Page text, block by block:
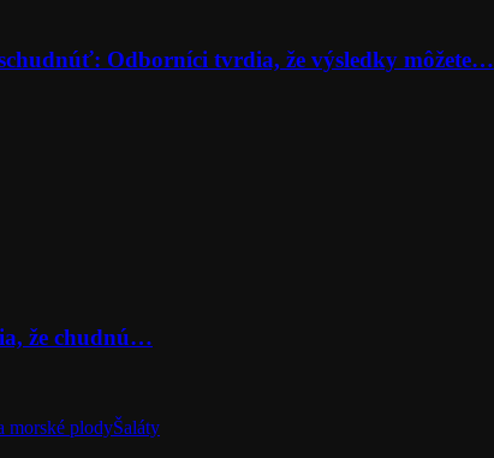
Odborníci tvrdia, že výsledky môžete…
že chudnú…
morské plodyŠaláty